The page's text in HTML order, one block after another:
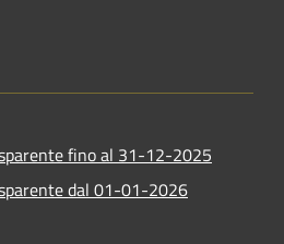
fino al 31-12-2025
dal 01-01-2026